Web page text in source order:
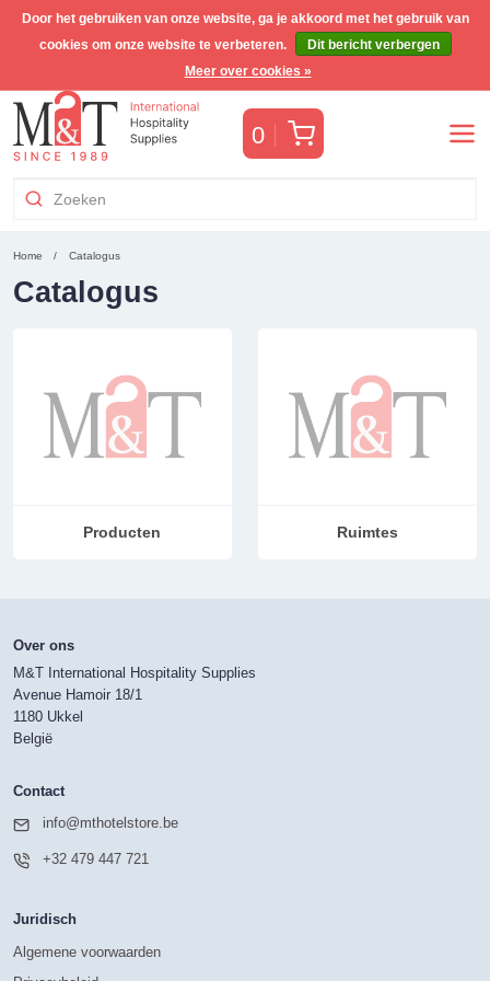
Gratis Benelux verzending voor orders >€255(incl. BTW)
0 Winkelwagen
Home Catalogus
Catalogus
Producten Ruimtes
Over ons
M&T International Hospitality Supplies
Avenue Hamoir 18/1
1180 Ukkel
België
Contact
info@mthotelstore.be
+32 479 447 721
Juridisch
Algemene voorwaarden
Door het gebruiken van onze website, ga je akkoord met het gebruik van
cookies om onze website te verbeteren.
Dit bericht verbergen
Meer over cookies »